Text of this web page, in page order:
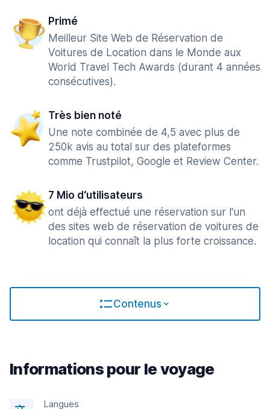
Primé
Meilleur Site Web de Réservation de
Voitures de Location dans le Monde aux
World Travel Tech Awards (durant 4 années
consécutives).
Très bien noté
Une note combinée de 4,5 avec plus de
250k avis au total sur des plateformes
comme Trustpilot, Google et Review Center.
7 Mio d‘utilisateurs
ont déjà effectué une réservation sur l'un
des sites web de réservation de voitures de
location qui connaît la plus forte croissance.
Contenus
Informations pour le voyage
Langues